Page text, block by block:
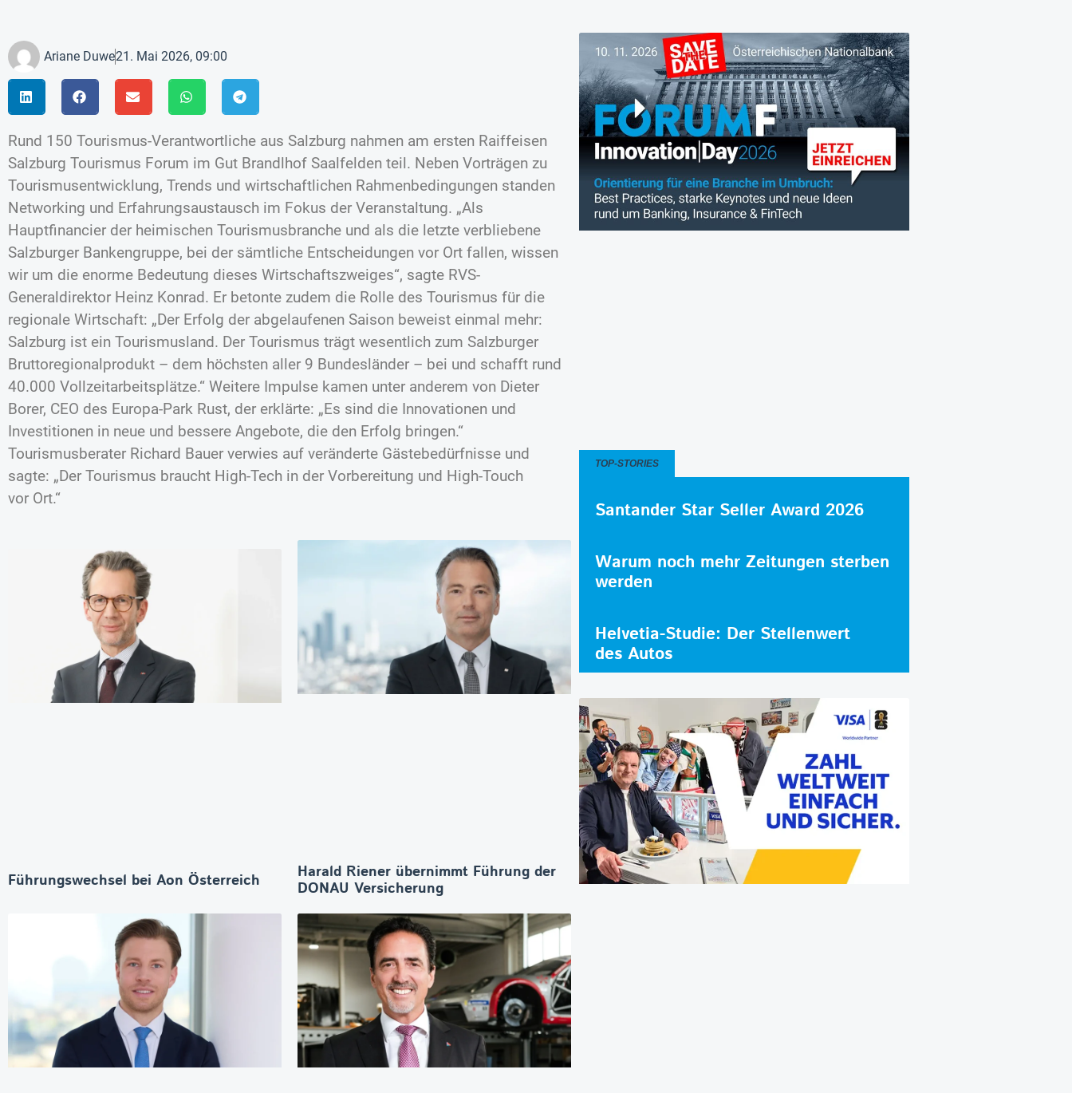
Ariane Duwe21. Mai 2026, 09:00
Rund 150 Tourismus-Verantwortliche aus Salzburg nahmen am ersten Raiffeisen
Salzburg Tourismus Forum im Gut Brandlhof Saalfelden teil. Neben Vorträgen zu
Tourismusentwicklung, Trends und wirtschaftlichen Rahmenbedingungen standen
Networking und Erfahrungsaustausch im Fokus der Veranstaltung. „Als
Hauptfinancier der heimischen Tourismusbranche und als die letzte verbliebene
Salzburger Bankengruppe, bei der sämtliche Entscheidungen vor Ort fallen, wissen
wir um die enorme Bedeutung dieses Wirtschaftszweiges“, sagte RVS-
Generaldirektor Heinz Konrad. Er betonte zudem die Rolle des Tourismus für die
regionale Wirtschaft: „Der Erfolg der abgelaufenen Saison beweist einmal mehr:
Salzburg ist ein Tourismusland. Der Tourismus trägt wesentlich zum Salzburger
Bruttoregionalprodukt – dem höchsten aller 9 Bundesländer – bei und schafft rund
40.000 Vollzeitarbeitsplätze.“ Weitere Impulse kamen unter anderem von Dieter
Borer, CEO des Europa-Park Rust, der erklärte: „Es sind die Innovationen und
Investitionen in neue und bessere Angebote, die den Erfolg bringen.“
Tourismusberater Richard Bauer verwies auf veränderte Gästebedürfnisse und
sagte: „Der Tourismus braucht High-Tech in der Vorbereitung und High-Touch
vor Ort.“
Führungswechsel bei Aon Österreich
Harald Riener übernimmt Führung der
DONAU Versicherung
TOP-STORIES
Santander Star Seller Award 2026
Warum noch mehr Zeitungen sterben
werden
Helvetia-Studie: Der Stellenwert
des Autos